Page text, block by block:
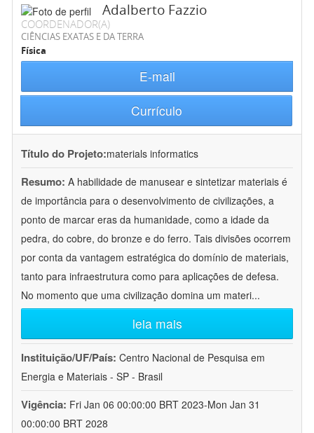
Adalberto Fazzio
COORDENADOR(A)
CIÊNCIAS EXATAS E DA TERRA
Física
E-mail
Currículo
Título do Projeto:materials informatics
Resumo: A habilidade de manusear e sintetizar materiais é
de importância para o desenvolvimento de civilizações, a
ponto de marcar eras da humanidade, como a idade da
pedra, do cobre, do bronze e do ferro. Tais divisões ocorrem
por conta da vantagem estratégica do domínio de materiais,
tanto para infraestrutura como para aplicações de defesa.
No momento que uma civilização domina um materi...
leia mais
Instituição/UF/País: Centro Nacional de Pesquisa em
Energia e Materiais - SP - Brasil
Vigência: Fri Jan 06 00:00:00 BRT 2023-Mon Jan 31
00:00:00 BRT 2028